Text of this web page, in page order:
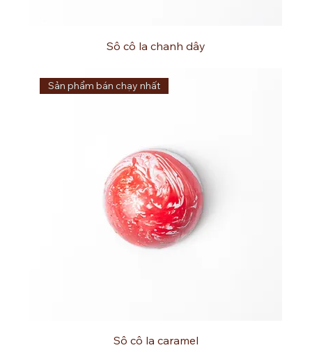
Sô cô la chanh dây
Sản phẩm bán chạy nhất
Sô cô la caramel